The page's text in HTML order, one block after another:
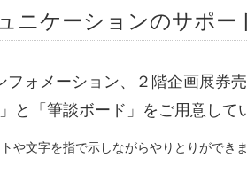
ニケーションのサポー
フォメーション、２階企画展券
と「筆談ボード」をご用意して
や文字を指で示しながらやりとりができま